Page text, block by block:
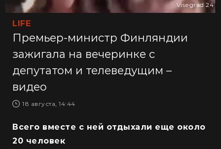
LIFE
Премьер-министр Финляндии
зажигала на вечеринке с
депутатом и телеведущим –
видео
18 августа, 14:44
Visegrad 24
Всего вместе с ней отдыхали еще около
20 человек